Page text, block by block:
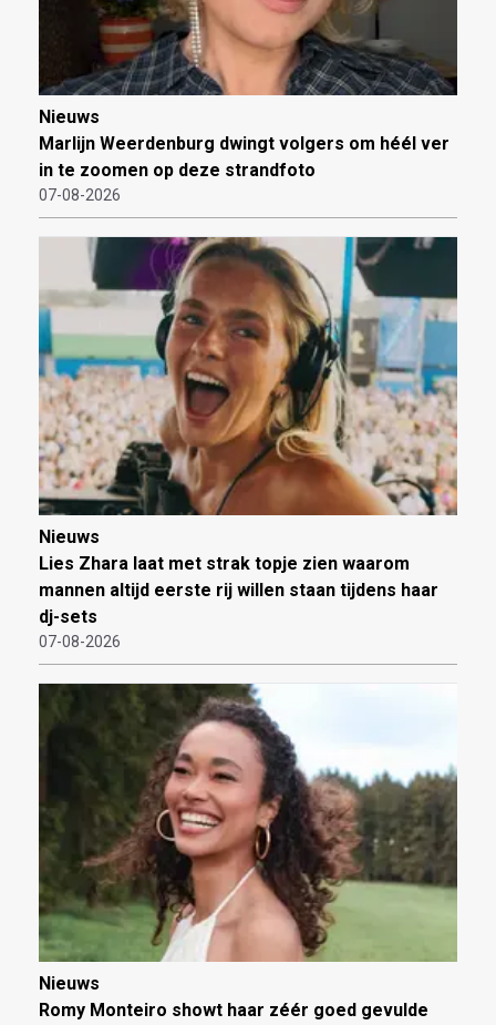
Nieuws
Marlijn Weerdenburg dwingt volgers om héél ver
in te zoomen op deze strandfoto
07-08-2026
Nieuws
Lies Zhara laat met strak topje zien waarom
mannen altijd eerste rij willen staan tijdens haar
dj-sets
07-08-2026
Nieuws
Romy Monteiro showt haar zéér goed gevulde